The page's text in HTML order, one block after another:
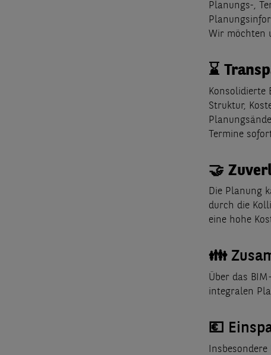
Planungs-,
Wir möchten
⌛
Konsolidierte
Struktur,
Termine
🤝
Die Planung
durch die
eine hohe
👪
Über das
integralen
💶